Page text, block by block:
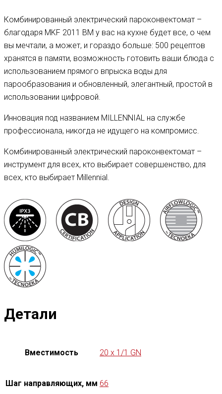
Комбинированный электрический пароконвектомат –
благодаря MKF 2011 BM у вас на кухне будет все, о чем
вы мечтали, а может, и гораздо больше: 500 рецептов
хранятся в памяти, возможность готовить ваши блюда с
использованием прямого впрыска воды для
парообразования и обновленный, элегантный, простой в
использовании цифровой.
Инновация под названием MILLENNIAL на службе
профессионала, никогда не идущего на компромисс.
Комбинированный электрический пароконвектомат –
инструмент для всех, кто выбирает совершенство, для
всех, кто выбирает Millennial.
Детали
Вместимость 20 x 1/1 GN
Шаг направляющих, мм 66